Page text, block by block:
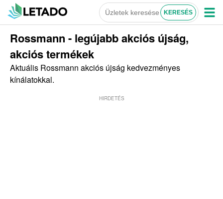
Rossmann - legújabb akciós újság,
akciós termékek
Aktuális Rossmann akciós újság kedvezményes
kínálatokkal.
HIRDETÉS